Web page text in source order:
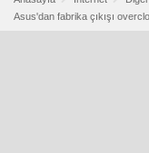
Asus'dan fabrika çıkışı